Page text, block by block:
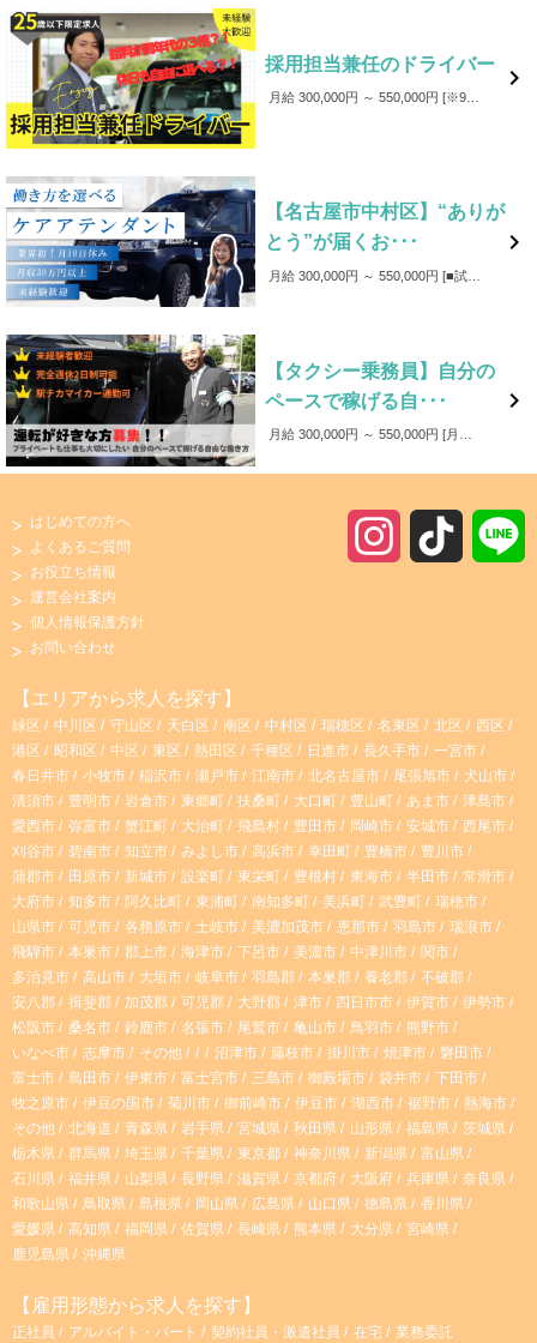
採用担当兼任のドライバー
月給 300,000円 ～ 550,000円 ※98％が未経験者で平均月収38万円以上！ ※安心の給与保障制度あり （乗務開始から最大12ヶ月／個人の業績により総額が保障給を超える場合は全額支給） ■収入例 ・初年度平均年収535万円 ・全社員平均年収557万円 ※研修期間中は月給209,300円～ 研修期間約42日間 L 2種免許取得（最大10日間） L 基礎研修（18日間） ・運転・警備・介護など L タクシー協会（4日間） ・名古屋の地理講習 L 乗車指導（12日間） ・指導員が横に乗り実務訓練 【各種手当（規定）】 ・残業代 ・資格手当 ・回数手当 ・距離手当 ・資格手当 ・皆勤手当 ・家族手当 （扶養家族：1人2,000円／2人1,500円／3人1,500円 ※各月額） ・役職手当 【賞与】 年3回

【名古屋市中村区】“ありが
とう”が届くお･･･
月給 300,000円 ～ 550,000円 ■試用期間：6か月（うち35日間は、研修期間) ※研修期間中の給与は月給209,300円～となります。 ■賞与：年3回 ■成果給あり：売上に応じて、基本給に加え成果給（売上の42%程度）を支給 ■各種手当（皆勤・回数・家族・資格・役職） ■支援金制度（入社・学資） ■事故補償（万が一事故が発生した場合、事故費用は会社が負担します。）

【タクシー乗務員】自分の
ペースで稼げる自･･･
月給 300,000円 ～ 550,000円 月給＋成果給あり 【賞与あり】 年3回 【成果給あり】 売上に応じて、基本給に加え成果給（売上の42%程度）を支給。 当社はご予約やアプリでの配車が多く、新人のドライバーにも安定してお仕事をお任せできるので、１年目からベテランと同様の給与を得ることができます。 【手当】 皆勤手当・回数手当・家族手当・資格手当・役職手当など 【事故補償】 万が一事故が発生した場合、事故費用は会社が負担します。 【保証給あり】 入社後最大１年間は保証給制度あり！ ※規定がございます 保証給のある期間にお仕事に慣れていただくことや、接客・運転技術向上に集中して取り組んでいただくことが可能です。

a
g
r
a
m
o
k
はじめての方へ
よくあるご質問
お役立ち情報
運営会社案内
個人情報保護方針
お問い合わせ
【エリアから求人を探す】
緑区 中川区 守山区 天白区 南区 中村区 瑞穂区 名東区 北区
西区
港区
昭和区 中区 東区 熱田区 千種区 日進市 長久手市
一宮市
春日井市
小牧市 稲沢市 瀬戸市 江南市 北名古屋市 尾張旭市
犬山市
清須市
豊明市 岩倉市 東郷町 扶桑町 大口町 豊山町 あま市
津島市
愛西市
弥富市 蟹江町 大治町 飛島村 豊田市 岡崎市 安城市
西尾市
刈谷市
碧南市 知立市 みよし市 高浜市 幸田町 豊橋市
豊川市
蒲郡市
田原市 新城市 設楽町 東栄町 豊根村 東海市 半田市
常滑市
大府市
知多市 阿久比町 東浦町 南知多町 美浜町 武豊町
瑞穂市
山県市
可児市 各務原市 土岐市 美濃加茂市 恵那市 羽島市
瑞浪市
飛騨市
本巣市 郡上市 海津市 下呂市 美濃市 中津川市
関市
多治見市
高山市 大垣市 岐阜市 羽島郡 本巣郡 養老郡
不破郡
安八郡
揖斐郡 加茂郡 可児郡 大野郡 津市 四日市市 伊賀市
伊勢市
松阪市
桑名市 鈴鹿市 名張市 尾鷲市 亀山市 鳥羽市
熊野市
いなべ市
志摩市 その他 沼津市 藤枝市 掛川市 焼津市
磐田市
富士市
島田市 伊東市 富士宮市 三島市 御殿場市 袋井市
下田市
牧之原市
伊豆の国市 菊川市 御前崎市 伊豆市 湖西市 裾野市
熱海市
その他
北海道 青森県 岩手県 宮城県 秋田県 山形県 福島県
茨城県
栃木県
群馬県 埼玉県 千葉県 東京都 神奈川県 新潟県
富山県
石川県
福井県 山梨県 長野県 滋賀県 京都府 大阪府 兵庫県
奈良県
和歌山県
鳥取県 島根県 岡山県 広島県 山口県 徳島県
香川県
愛媛県
高知県 福岡県 佐賀県 長崎県 熊本県 大分県
宮崎県
鹿児島県
沖縄県
【雇用形態から求人を探す】
正社員 アルバイト・パート 契約社員・派遣社員 在宅 業務委託